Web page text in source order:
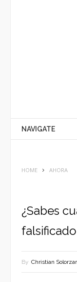
NAVIGATE
HOME AHORA
¿Sabes
By Christian